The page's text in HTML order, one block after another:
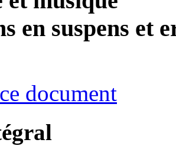
en suspens et
document